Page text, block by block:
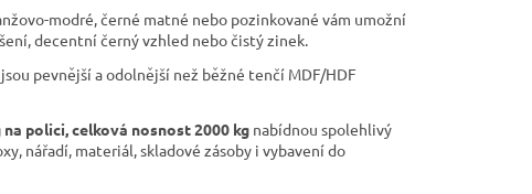
modré, černé matné nebo pozinkované vám umožní
decentní černý vzhled nebo čistý zinek.
jsou pevnější a odolnější než běžné tenčí MDF/HDF
polici, celková nosnost 2000 kg nabídnou spolehlivý
nářadí, materiál, skladové zásoby i vybavení do